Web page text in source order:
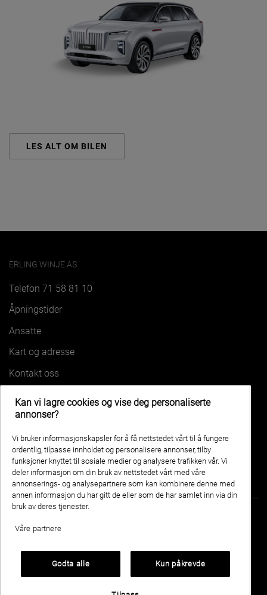
LES ALT OM BILEN
ERLING WINJE AS
Telefon 71 58 81 10
Åpningstider
Ansatte
Kart og adresse
Kontakt oss
VÅRE BILER
HONGQI EHS7
HONGQI E-HS9
Industriveien 9B 6517 KRISTIANSUND
Personvern og cookies HONGQInorge.no
Kan vi lagre cookies og vise deg personaliserte
annonser?
Vi bruker informasjonskapsler for å få nettstedet vårt til å fungere
ordentlig, tilpasse innholdet og personalisere annonser, tilby
funksjoner knyttet til sosiale medier og analysere trafikken vår. Vi
deler informasjon om din bruk av nettstedet vårt med våre
annonserings- og analysepartnere som kan kombinere denne med
annen informasjon du har gitt de eller som de har samlet inn via din
bruk av deres tjenester.
Våre partnere
Godta alle Kun påkrevde